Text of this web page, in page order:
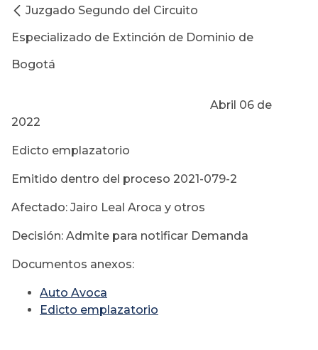
Juzgado Segundo del Circuito
Especializado de Extinción de Dominio de
Bogotá
Abril 06 de
2022
Edicto emplazatorio
Emitido dentro del proceso 2021-079-2
Afectado: Jairo Leal Aroca y otros
Decisión: Admite para notificar Demanda
Documentos anexos:
Auto Avoca
Edicto emplazatorio